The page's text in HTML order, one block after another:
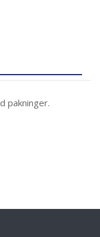
pakninger.